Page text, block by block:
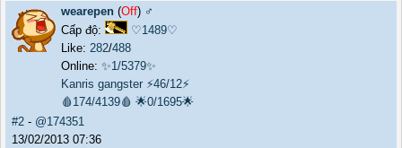
wearepen (Off) ♂️
Cấp độ:
♡1489♡
Like: 282/488
Online: ✨1/5379✨
Kanris gangster ⚡46/12⚡
🩸174/4139🩸 🌟0/1695🌟
#2 - @174351
13/02/2013 07:36